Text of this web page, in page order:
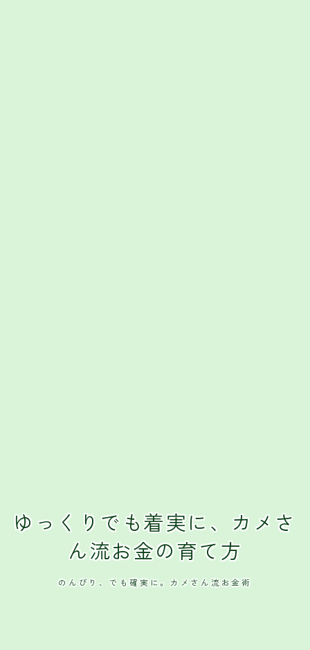
ゆっくりでも着実に、カメさ
ん流お金の育て方
のんびり、でも確実に。カメさん流お金術